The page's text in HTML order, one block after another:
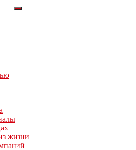
жизни